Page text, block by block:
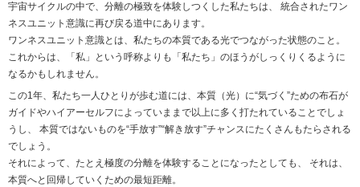
宇宙サイクルの中で、分離の極致を体験しつくした私たちは、 統合されたワン
ネスユニット意識に再び戻る道中にあります。
ワンネスユニット意識とは、私たちの本質である光でつながった状態のこと。
これからは、「私」という呼称よりも「私たち」のほうがしっくりくるように
なるかもしれません。
この1年、私たち一人ひとりが歩む道には、本質（光）に“気づく”ための布石が
ガイドやハイアーセルフによっていままで以上に多く打たれていることでしょ
うし、 本質ではないものを“手放す”“解き放す”チャンスにたくさんもたらされる
でしょう。
それによって、たとえ極度の分離を体験することになったとしても、 それは、
本質へと回帰していくための最短距離。